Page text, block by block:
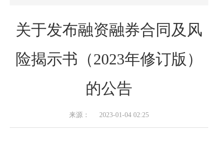
关于发布融资融券合同及风
险揭示书（2023年修订版）
的公告
来源： 2023-01-04 02:25